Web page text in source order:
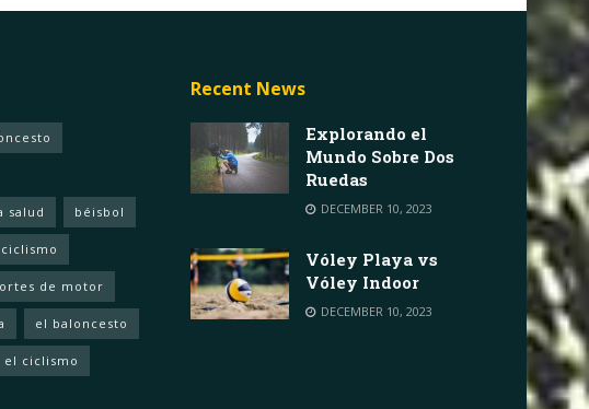
salud béisbol
ciclismo
de motor
el baloncesto
el ciclismo
Recent News
Explorando el
Mundo Sobre Dos
Ruedas
DECEMBER 10, 2023
Vóley Playa vs
Vóley Indoor
DECEMBER 10, 2023